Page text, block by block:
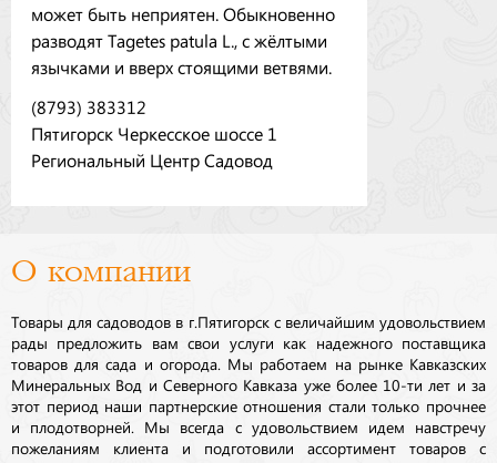
может быть неприятен. Обыкновенно
разводят Tagetes patula L., с жёлтыми
язычками и вверх стоящими ветвями.
(8793) 383312
Пятигорск Черкесское шоссе 1
Региональный Центр Садовод
О компании
Товары для садоводов в г.Пятигорск с величайшим удовольствием
рады предложить вам свои услуги как надежного поставщика
товаров для сада и огорода. Мы работаем на рынке Кавказских
Минеральных Вод и Северного Кавказа уже более 10-ти лет и за
этот период наши партнерские отношения стали только прочнее
и плодотворней. Мы всегда с удовольствием идем навстречу
пожеланиям клиента и подготовили ассортимент товаров с